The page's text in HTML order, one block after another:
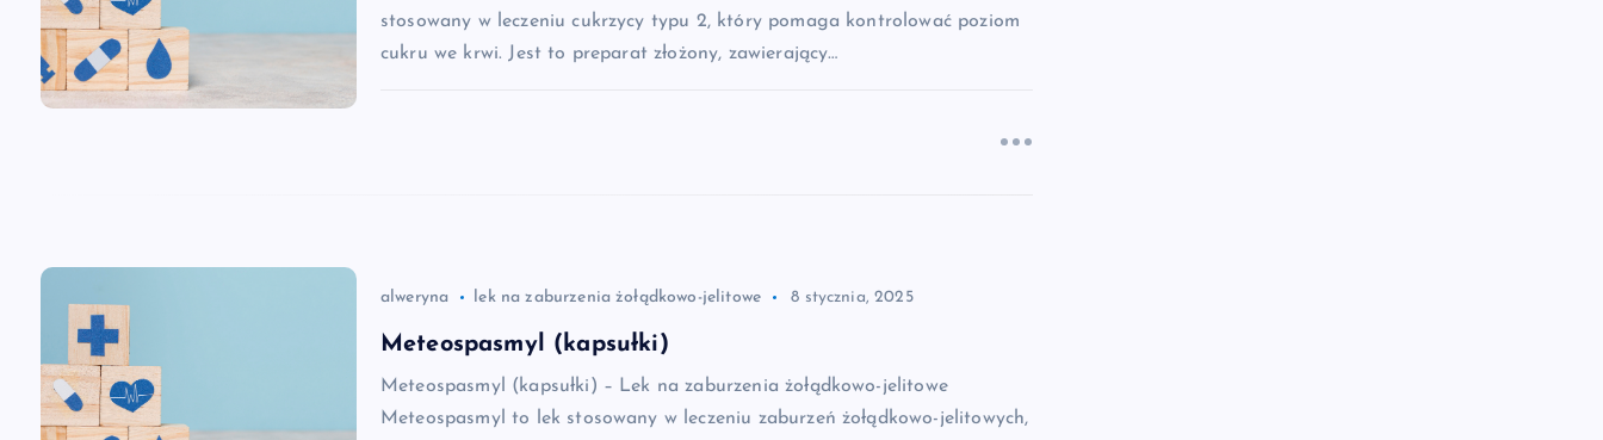
a
s
u
stosowany w leczeniu cukrzycy typu 2, który pomaga kontrolować poziom
cukru we krwi. Jest to preparat złożony, zawierający…
alweryna lek na zaburzenia żołądkowo-jelitowe 8 stycznia, 2025
Meteospasmyl (kapsułki)
Meteospasmyl (kapsułki) – Lek na zaburzenia żołądkowo-jelitowe
Meteospasmyl to lek stosowany w leczeniu zaburzeń żołądkowo-jelitowych,